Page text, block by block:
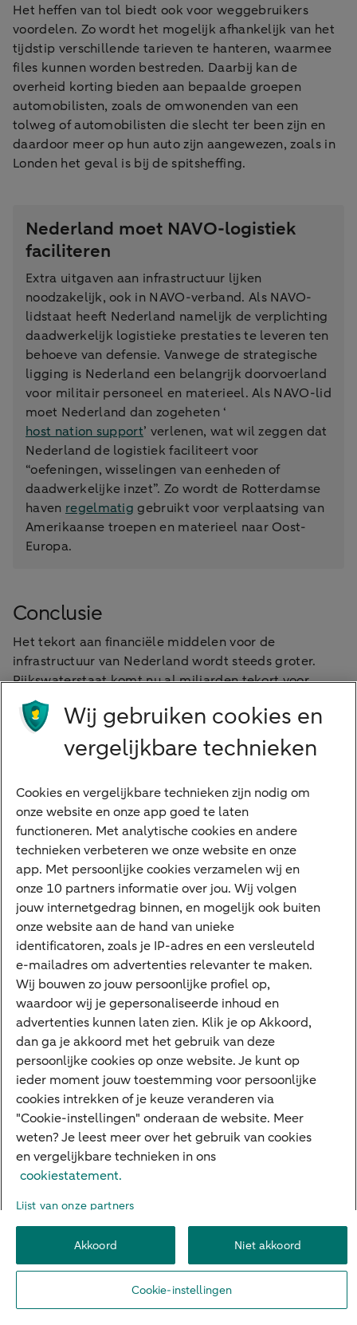
Het heffen van tol biedt ook voor weggebruikers
voordelen. Zo wordt het mogelijk afhankelijk van het
tijdstip verschillende tarieven te hanteren, waarmee
files kunnen worden bestreden. Daarbij kan de
overheid korting bieden aan bepaalde groepen
automobilisten, zoals de omwonenden van een
tolweg of automobilisten die slecht ter been zijn en
daardoor meer op hun auto zijn aangewezen, zoals in
Londen het geval is bij de spitsheffing.
Nederland moet NAVO-logistiek
faciliteren
Extra uitgaven aan infrastructuur lijken
noodzakelijk, ook in NAVO-verband. Als NAVO-
lidstaat heeft Nederland namelijk de verplichting
daadwerkelijk logistieke prestaties te leveren ten
behoeve van defensie. Vanwege de strategische
ligging is Nederland een belangrijk doorvoerland
voor militair personeel en materieel. Als NAVO-lid
moet Nederland dan zogeheten ‘
host nation support’ verlenen, wat wil zeggen dat
Nederland de logistiek faciliteert voor
“oefeningen, wisselingen van eenheden of
daadwerkelijke inzet”. Zo wordt de Rotterdamse
haven regelmatig gebruikt voor verplaatsing van
Amerikaanse troepen en materieel naar Oost-
Europa.
Conclusie
Het tekort aan financiële middelen voor de
infrastructuur van Nederland wordt steeds groter.
Rijkswaterstaat komt nu al miljarden tekort voor
onderhoud en vernieuwing, en heeft de komende
jaren tientallen miljarden extra nodig. Intussen komen
de inkomsten van de brandstofaccijns al in de
komende kabinetsperiode onder druk. Een volgende
inkomsten dalen terwijl de uitgaven aan infrastructuur
stijgen.
De grote middenpartijen GroenLinks-PvdA, CDA, VVD
en D66 zijn alle vier voor een hervorming van de
autobelastingen, bijvoorbeeld door de introductie van
een kilometerheffing of spitsheffing, eventueel op
specifieke wegen. Voor de privacy van automobilisten
geniet het jaarlijks afrekenen op basis van het aantal
gereden kilometers waarschijnlijk de voorkeur. Maar
het heffen van tol op specifieke trajecten,
bijvoorbeeld rond de grote steden, is effectiever in het
bestrijden van files. Eventueel kunnen daarbij
specifieke tarieven worden gehanteerd, bijvoorbeeld
tijdens de spits of voor specifieke groepen
weggebruikers.
Een ander voordeel van tol (of sluisgeld voor de
binnenvaart) is dat de overheid eenvoudiger
institutioneel kapitaal zou kunnen aantrekken voor de
financiering van grote infrastructurele projecten,
zonder dat de staatsschuld snel oploopt. Daarvoor is
voorwaarden hanteert, zodat institutionele beleggers
en bouwbedrijven bereid zijn deel te nemen.
Bendert Zevenbergen.
Wij gebruiken cookies en
vergelijkbare technieken
Cookies en vergelijkbare technieken zijn nodig om
onze website en onze app goed te laten
functioneren. Met analytische cookies en andere
technieken verbeteren we onze website en onze
app. Met persoonlijke cookies verzamelen wij en
onze 10 partners informatie over jou. Wij volgen
jouw internetgedrag binnen, en mogelijk ook buiten
onze website aan de hand van unieke
identificatoren, zoals je IP-adres en een versleuteld
e-mailadres om advertenties relevanter te maken.
Wij bouwen zo jouw persoonlijke profiel op,
waardoor wij je gepersonaliseerde inhoud en
advertenties kunnen laten zien. Klik je op Akkoord,
dan ga je akkoord met het gebruik van deze
persoonlijke cookies op onze website. Je kunt op
ieder moment jouw toestemming voor persoonlijke
cookies intrekken of je keuze veranderen via
"Cookie-instellingen" onderaan de website. Meer
weten? Je leest meer over het gebruik van cookies
en vergelijkbare technieken in ons
cookiestatement.
Lijst van onze partners
Akkoord Niet akkoord
Cookie-instellingen